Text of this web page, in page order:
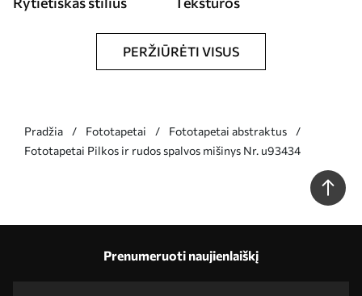
PERŽIŪRĖTI VISUS
Pradžia Fototapetai
Fototapetai abstraktus
Fototapetai Pilkos ir rudos spalvos mišinys Nr. u93434
Prenumeruoti naujienlaiškį